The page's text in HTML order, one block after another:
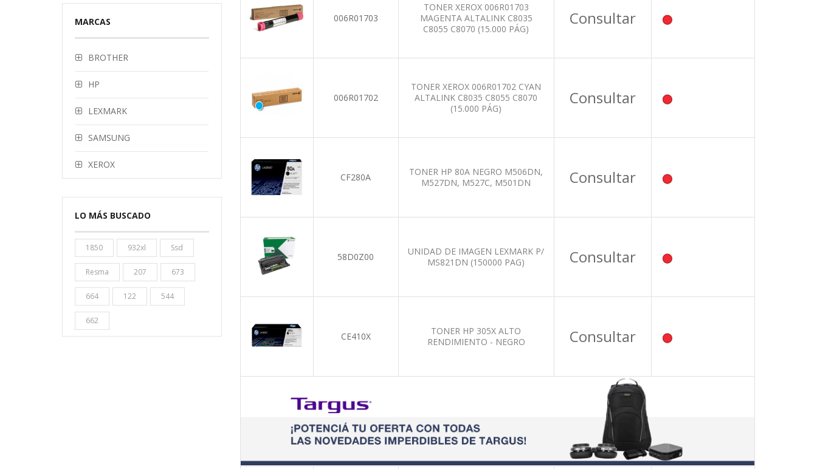
MARCAS
BROTHER
HP
LEXMARK
SAMSUNG
XEROX
LO MÁS BUSCADO
1850 932xl Ssd
Resma 207 673
664 122 544
662
006R01703
TONER XEROX 006R01703
MAGENTA ALTALINK C8035
C8055 C8070 (15.000 PÁG)
Consultar
006R01702
TONER XEROX 006R01702 CYAN
ALTALINK C8035 C8055 C8070
(15.000 PÁG)
Consultar
CF280A
TONER HP 80A NEGRO M506DN,
M527DN, M527C, M501DN
Consultar
58D0Z00
UNIDAD DE IMAGEN LEXMARK P/
MS821DN (150000 PAG)
Consultar
CE410X
TONER HP 305X ALTO
RENDIMIENTO - NEGRO
Consultar